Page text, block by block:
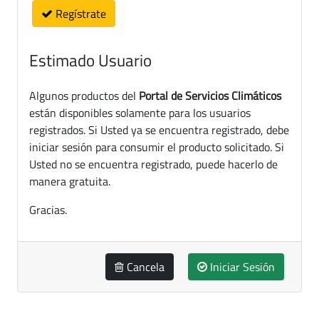
Regístrate
Estimado Usuario
Algunos productos del Portal de Servicios Climáticos
están disponibles solamente para los usuarios
registrados. Si Usted ya se encuentra registrado, debe
iniciar sesión para consumir el producto solicitado. Si
Usted no se encuentra registrado, puede hacerlo de
manera gratuita.
Gracias.
Cancela Iniciar Sesión